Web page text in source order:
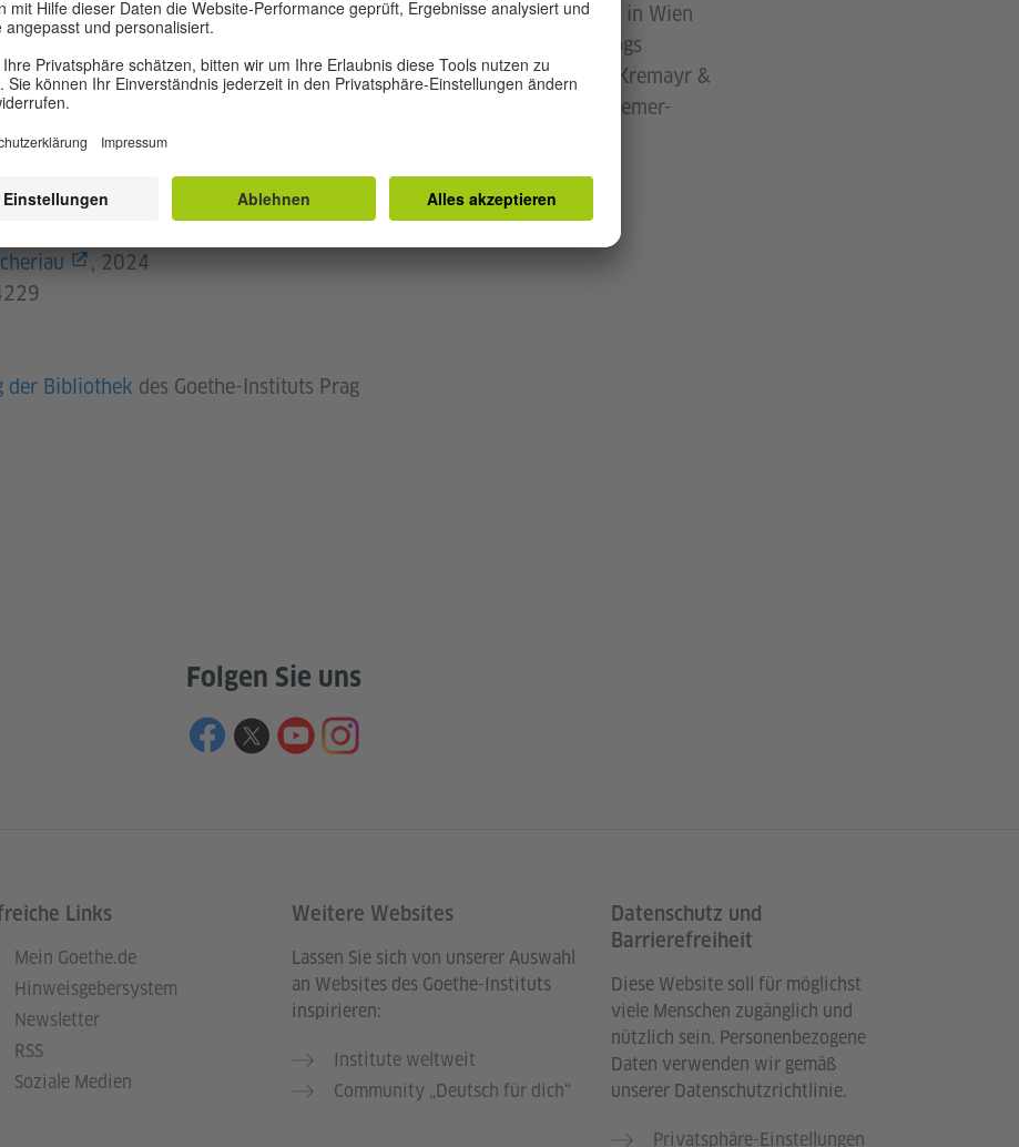
1982 in Graz, lebt und arbeitet als Autorin und Schreibpädagogin in Wien
mit
Herausgeberin des Foto- & Literaturblogs
mehrerer Anthologien. Zuletzt erschien der RomanFriss oder stirb
(Kremayr &
Auszug aus
erhielt sie den Marianne von Willemer-
der Stadt Linz.
, 2024
der Bibliothek des Goethe-Instituts Prag
Folgen Sie uns
Links
Mein Goethe.de
Hinweisgebersystem
Newsletter
RSS
Soziale Medien
Weitere Websites
Lassen Sie sich von unserer Auswahl
an Websites des Goethe-Instituts
inspirieren:
Institute weltweit
Community „Deutsch für dich“
Datenschutz und
Barrierefreiheit
Diese Website soll für möglichst
viele Menschen zugänglich und
nützlich sein. Personenbezogene
Daten verwenden wir gemäß
unserer Datenschutzrichtlinie.
Privatsphäre-Einstellungen